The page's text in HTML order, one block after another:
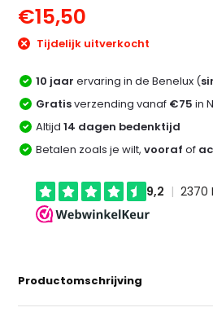
€15,50
Tijdelijk uitverkocht
10 jaar ervaring in de Benelux (
Gratisverzending vanaf €75 in
Altijd14 dagen bedenktijd
Betalen zoals je wilt,vooraf of
Productomschrijving